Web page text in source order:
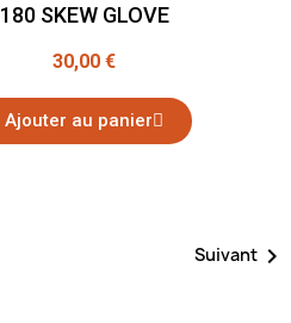
180 SKEW GLOVE
30,00 €
Ajouter au panier
Suivant